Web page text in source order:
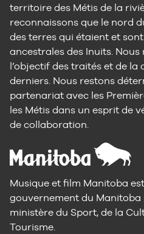
territoire des Métis de la
reconnaissons que le nord
des terres qui étaient et
ancestrales des Inuits. Nous
l’objectif des traités et de la
derniers. Nous restons
partenariat avec les
les Métis dans un esprit de
de collaboration.
Musique et film Manitoba
gouvernement du Manitoba
ministère du Sport, de la
Tourisme.